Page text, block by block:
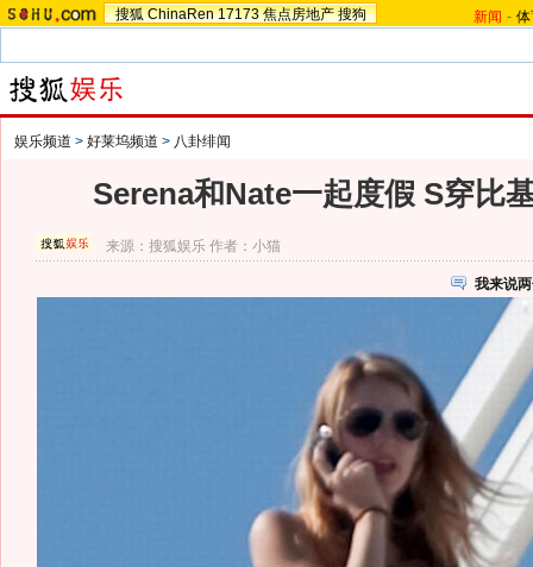
搜狐 ChinaRen 17173 焦点房地产 搜狗 新闻 -
娱乐频道 > 好莱坞频道 > 八卦绯闻
Serena和Nate一起度假 S穿比
来源：搜狐娱乐 作者：小猫
我来说